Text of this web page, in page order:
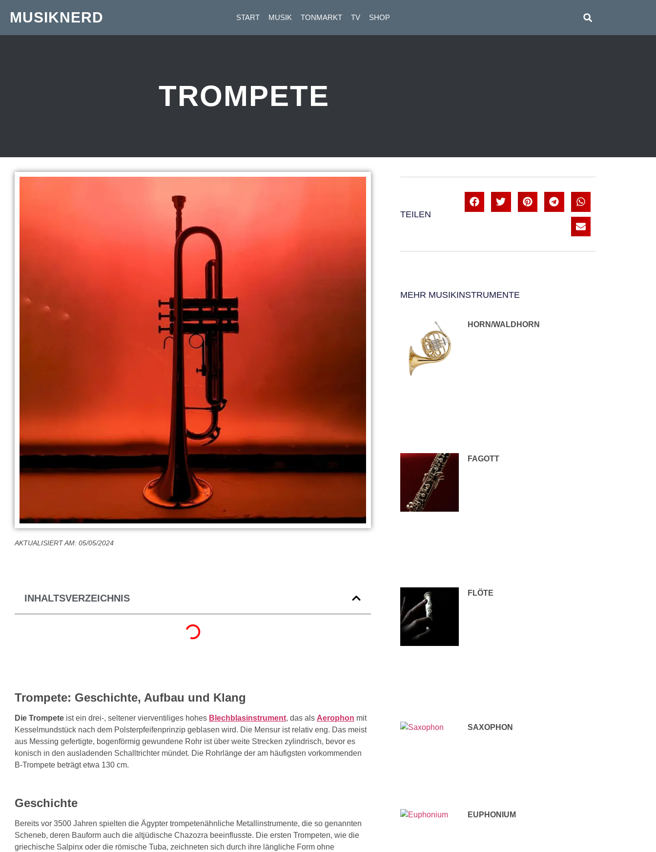
MUSIKNERD START MUSIK TONMARKT TV SHOP
TROMPETE
AKTUALISIERT AM: 05/05/2024
INHALTSVERZEICHNIS
Trompete: Geschichte, Aufbau und Klang
Die Trompete ist ein drei-, seltener vierventiliges hohes Blechblasinstrument, das als Aerophon mit
Kesselmundstück nach dem Polsterpfeifenprinzip geblasen wird. Die Mensur ist relativ eng. Das meist
aus Messing gefertigte, bogenförmig gewundene Rohr ist über weite Strecken zylindrisch, bevor es
konisch in den ausladenden Schalltrichter mündet. Die Rohrlänge der am häufigsten vorkommenden
B-Trompete beträgt etwa 130 cm.
Geschichte
Bereits vor 3500 Jahren spielten die Ägypter trompetenähnliche Metallinstrumente, die so genannten
Scheneb, deren Bauform auch die altjüdische Chazozra beeinflusste. Die ersten Trompeten, wie die
griechische Salpinx oder die römische Tuba, zeichneten sich durch ihre längliche Form ohne
TEILEN
MEHR MUSIKINSTRUMENTE
HORN/WALDHORN
FAGOTT
FLÖTE
SAXOPHON
EUPHONIUM